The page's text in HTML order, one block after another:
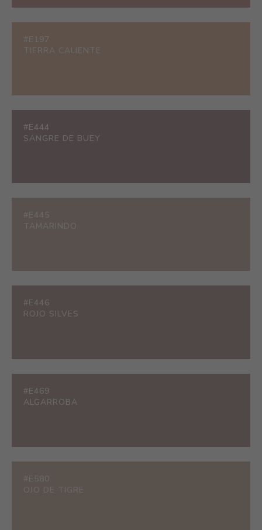
#E197
TIERRA CALIENTE
#E444
SANGRE DE BUEY
#E445
TAMARINDO
#E446
ROJO SILVES
#E469
ALGARROBA
#E580
OJO DE TIGRE